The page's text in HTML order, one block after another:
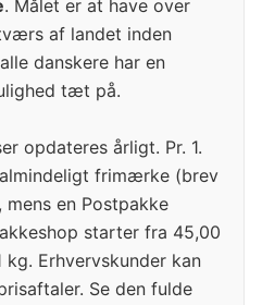
. Målet er at have over
af landet inden
danskere har en
tæt på.
opdateres årligt. Pr. 1.
frimærke (brev
en Postpakke
starter fra 45,00
Erhvervskunder kan
Se den fulde